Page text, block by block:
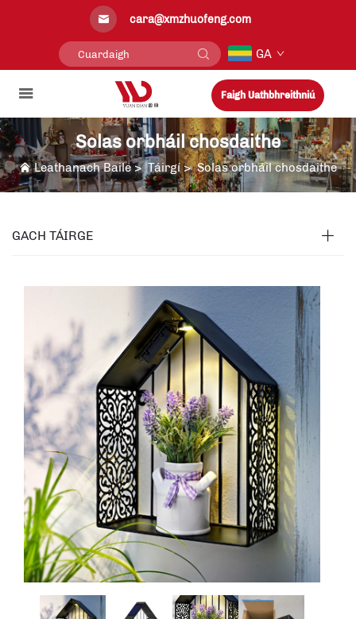
cara@xmzhuofeng.com
GA
Faigh Uathbhreithniú
Solas orbháil chosdaithe
Leathanach Baile>Táirgí>Solas orbháil chosdaithe
GACH TÁIRGE